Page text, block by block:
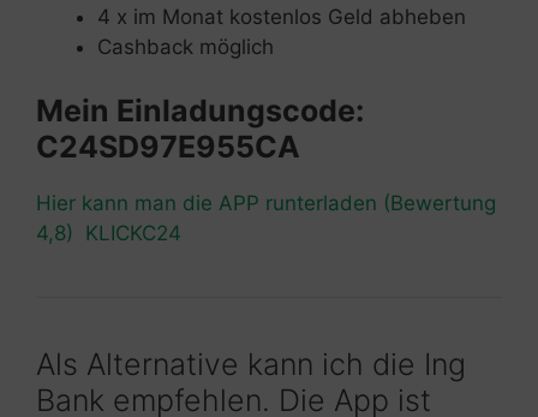
4 x im Monat kostenlos Geld abheben
Cashback möglich
Mein Einladungscode:
C24SD97E955CA
Hier kann man die APP runterladen (Bewertung
4,8) KLICKC24
Als Alternative kann ich die Ing
Bank empfehlen. Die App ist